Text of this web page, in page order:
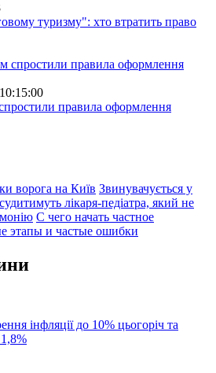
туризму": хто втратить право
правила оформлення
ворога на Київ Звинувачується у
лікаря-педіатра, який не
С чего начать частное
этапы и частые ошибки
інфляції до 10% цьогоріч та